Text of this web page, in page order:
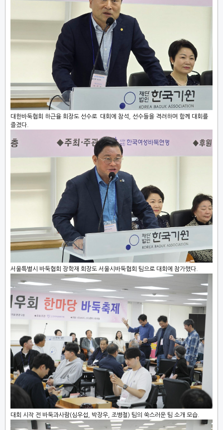
대한바둑협회 하근율 회장도 선수로 대회에 참석, 선수들을 격려하며 함께 대회를
즐겼다.
서울특별시 바둑협회 장학재 회장도 서울시바둑협회 팀으로 대회에 참가했다.
대회 시작 전 바둑과사람(심우섭, 박장우, 조병철) 팀의 쑥스러운 팀 소개 모습.